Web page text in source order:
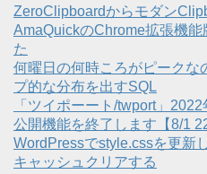
ZeroClipboardからモダン
AmaQuickのChrome拡張機
た
何曜日の何時ころがピークな
プ的な分布を出すSQL
「ツイポーート/twport」
公開機能を終了します【8/1
WordPressでstyle.cssを更新
キャッシュクリアする